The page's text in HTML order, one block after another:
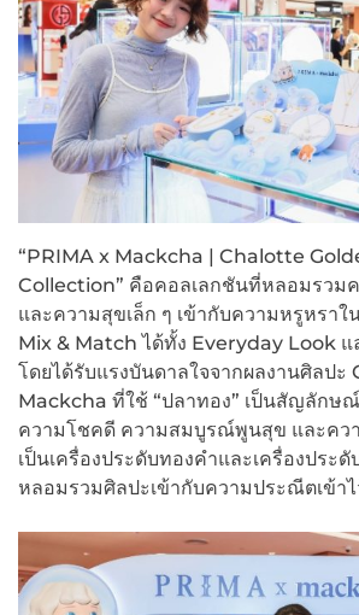
“PRIMA x Mackcha | Chalotte
Collection” คือคอลเลกชันที่หลอมรวม
และความสุขเล็ก ๆ เข้ากับความหรูหรา
Mix & Match ได้ทั้ง Everyday Look แ
โดยได้รับแรงบันดาลใจจากผลงานศิลปะ
Mackcha ที่ใช้ “ปลาทอง” เป็นสัญลักษ
ความโชคดี ความสมบูรณ์พูนสุข และคว
เป็นเครื่องประดับทองคำและเครื่องประดั
หลอมรวมศิลปะเข้ากับความประณีตเข้า